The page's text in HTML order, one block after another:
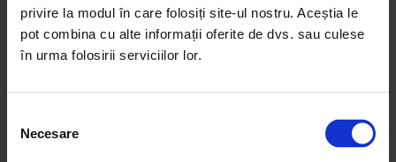
privire la modul în care folosiți site-ul nostru. Aceștia le
pot combina cu alte informații oferite de dvs. sau culese
în urma folosirii serviciilor lor.
Necesare
consacrate ale orașului. Anunțurile sunt clare, cu informații
detaliate și fotografii relevante. Recomandare:
apartamentele cu 2 camere sunt ideale atât pentru locuire